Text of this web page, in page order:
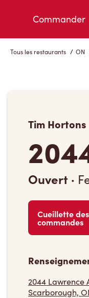
Commander
Tous les restaurants / ON
Tim Hortons
Ouvert ·
Cueillette des
commandes
2044 Lawrence
Scarborough,